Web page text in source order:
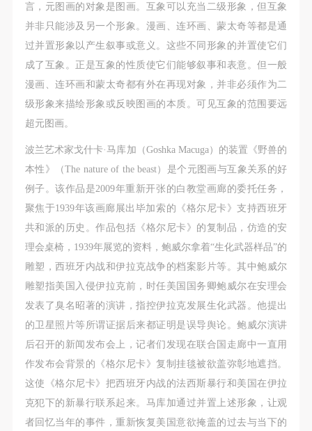
言，元图画的对象是图画。互象可以充当二级形象，但互象
并非只能涉及另一个形象。漫画、连环画、蒙太奇等都是通
过并置形象以产生叙事或意义。这些不同形象的并置使它们
成了互象。正是互象的性质使它们能够叙事和表意。但一般
漫画、连环画和蒙太奇都有外在再现对象，并非必须作为二
级形象来描绘形象或反映图画的本质。可见互象的范围要远
超元图画。
波兰艺术家戈什卡·马库加（Goshka Macuga）的装置《野兽的
本性》（The nature of the beast）是个元图画与互象关系的好
例子。该作品是2009年重新开张的白教堂画廊的委托任务，
聚焦于1939年该画廊展出毕加索的《格尔尼卡》支持西班牙
共和派的历史。作品包括《格尔尼卡》的复制品，仿造的安
理会桌椅，1939年展览的资料，鲍威尔拿着“生化武器样品”的
雕塑，西班牙内战和伊拉克战争的档案影片等。其中鲍威尔
雕塑指美国入侵伊拉克前，时任美国国务卿鲍威尔在安理会
发表了臭名昭著的演讲，指控伊拉克发展生化武器。他提出
的卫星照片等所谓证据后来都证明是误导舆论。鲍威尔演讲
后召开的新闻发布会上，记者们发现在联合国走廊中一直用
作发布会背景的《格尔尼卡》复制挂毯被欲盖弥彰地遮挡。
这使《格尔尼卡》把西班牙内战的法西斯暴行和美国在伊拉
克犯下的新暴行联系起来。马库加通过并置上述形象，让观
者回忆当年的事件，重新恢复美国意欲掩盖的过去与当下的